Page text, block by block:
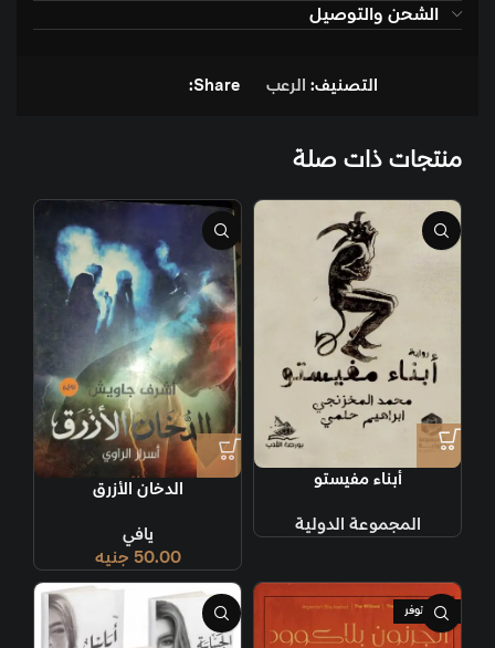
الشحن والتوصيل
التصنيف: الرعب Share:
منتجات ذات صلة
أبناء مفيستو
المجموعة الدولية
الدخان الأزرق
يافي
50.00 جنيه
غير متوفر